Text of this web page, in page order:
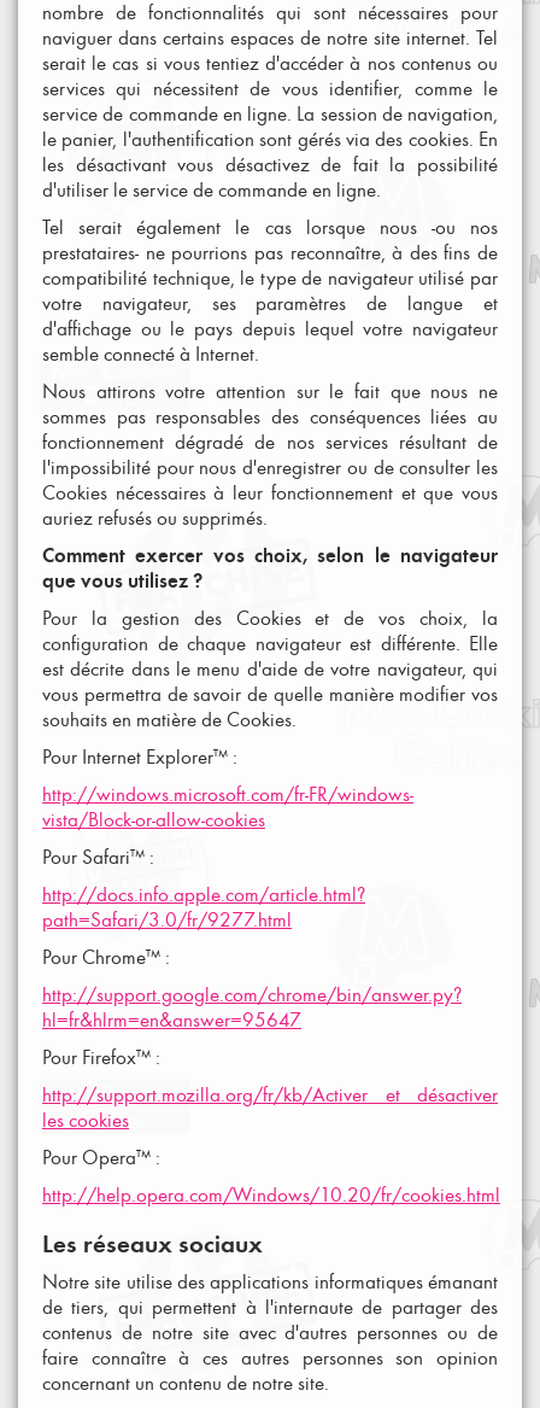
nombre de fonctionnalités qui sont nécessaires pour
naviguer dans certains espaces de notre site internet. Tel
serait le cas si vous tentiez d'accéder à nos contenus ou
services qui nécessitent de vous identifier, comme le
service de commande en ligne. La session de navigation,
le panier, l'authentification sont gérés via des cookies. En
les désactivant vous désactivez de fait la possibilité
d'utiliser le service de commande en ligne.
Tel serait également le cas lorsque nous -ou nos
prestataires- ne pourrions pas reconnaître, à des fins de
compatibilité technique, le type de navigateur utilisé par
votre navigateur, ses paramètres de langue et
d'affichage ou le pays depuis lequel votre navigateur
semble connecté à Internet.
Nous attirons votre attention sur le fait que nous ne
sommes pas responsables des conséquences liées au
fonctionnement dégradé de nos services résultant de
l'impossibilité pour nous d'enregistrer ou de consulter les
Cookies nécessaires à leur fonctionnement et que vous
auriez refusés ou supprimés.
Comment exercer vos choix, selon le navigateur
que vous utilisez ?
Pour la gestion des Cookies et de vos choix, la
configuration de chaque navigateur est différente. Elle
est décrite dans le menu d'aide de votre navigateur, qui
vous permettra de savoir de quelle manière modifier vos
souhaits en matière de Cookies.
Pour Internet Explorer™ :
http://windows.microsoft.com/fr-FR/windows-
vista/Block-or-allow-cookies
Pour Safari™ :
http://docs.info.apple.com/article.html?
path=Safari/3.0/fr/9277.html
Pour Chrome™ :
http://support.google.com/chrome/bin/answer.py?
hl=fr&hlrm=en&answer=95647
Pour Firefox™ :
http://support.mozilla.org/fr/kb/Activer et désactiver
les cookies
Pour Opera™ :
http://help.opera.com/Windows/10.20/fr/cookies.html
Les réseaux sociaux
Notre site utilise des applications informatiques émanant
de tiers, qui permettent à l'internaute de partager des
contenus de notre site avec d'autres personnes ou de
faire connaître à ces autres personnes son opinion
concernant un contenu de notre site.